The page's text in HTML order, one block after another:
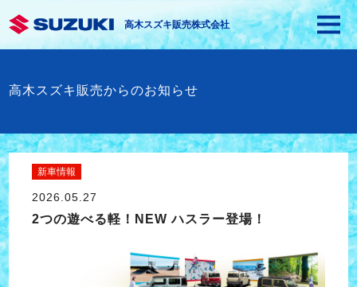
高木スズキ販売株式会社
高木スズキ販売からのお知らせ
新車情報
2026.05.27
2つの遊べる軽！NEW ハスラー登場！